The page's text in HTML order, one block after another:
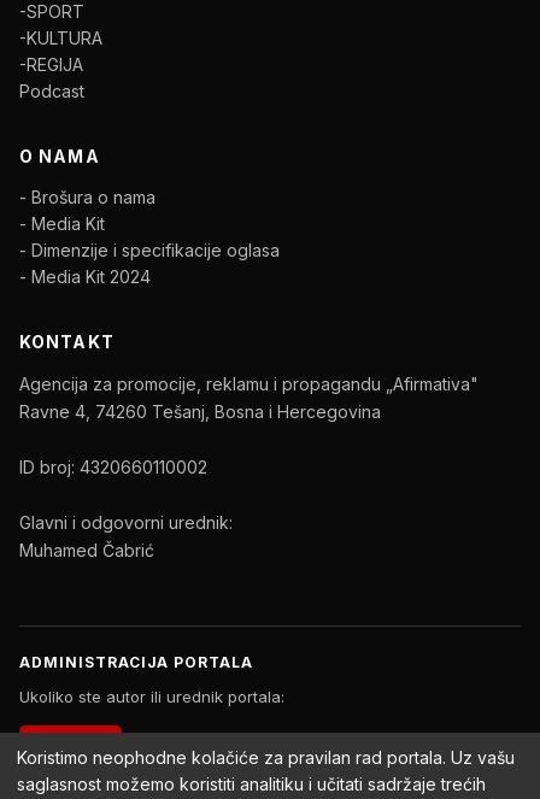
-SPORT
-KULTURA
-REGIJA
Podcast
O NAMA
- Brošura o nama
- Media Kit
- Dimenzije i specifikacije oglasa
- Media Kit 2024
KONTAKT
Agencija za promocije, reklamu i propagandu „Afirmativa"
Ravne 4, 74260 Tešanj, Bosna i Hercegovina
ID broj: 4320660110002
Glavni i odgovorni urednik:
Muhamed Čabrić
ADMINISTRACIJA PORTALA
Ukoliko ste autor ili urednik portala:
Koristimo neophodne kolačiće za pravilan rad portala. Uz vašu
saglasnost možemo koristiti analitiku i učitati sadržaje trećih